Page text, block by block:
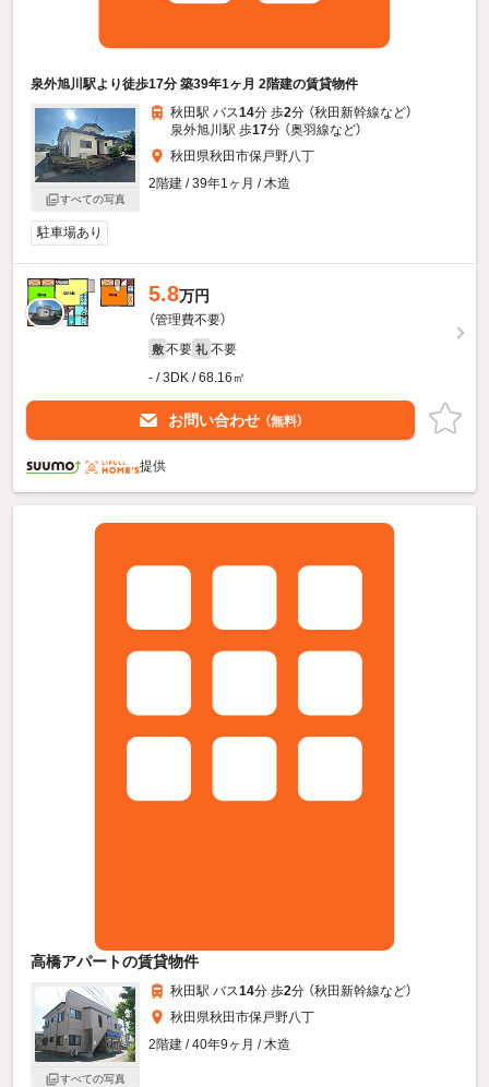
泉外旭川駅より徒歩17分 築39年1ヶ月 2階建の賃貸物件
すべての写真
秋田駅 バス14分 歩2分 （秋田新幹線など）
泉外旭川駅 歩17分 （奥羽線など）
秋田県秋田市保戸野八丁
2階建 / 39年1ヶ月 / 木造
駐車場あり
5.8万円
（管理費不要）
敷 不要 礼 不要
- / 3DK / 68.16㎡
お問い合わせ （無料）
提供
高橋アパートの賃貸物件
すべての写真
秋田駅 バス14分 歩2分 （秋田新幹線など）
秋田県秋田市保戸野八丁
2階建 / 40年9ヶ月 / 木造